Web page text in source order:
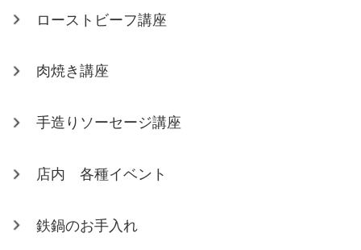
ローストビーフ講座
肉焼き講座
手造りソーセージ講座
店内 各種イベント
鉄鍋のお手入れ